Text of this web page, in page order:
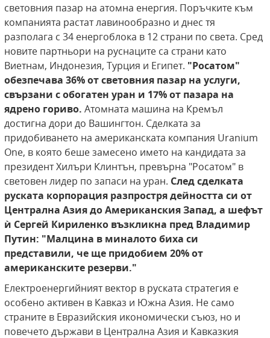
световния пазар на атомна енергия. Поръчките към
компанията растат лавинообразно и днес тя
разполага с 34 енергоблока в 12 страни по света. Сред
новите партньори на руснаците са страни като
Виетнам, Индонезия, Турция и Египет. "Росатом"
обезпечава 36% от световния пазар на услуги,
свързани с обогатен уран и 17% от пазара на
ядрено гориво. Атомната машина на Кремъл
достигна дори до Вашингтон. Сделката за
придобиването на американската компания Uranium
One, в която беше замесено името на кандидата за
президент Хилъри Клинтън, превърна "Росатом" в
световен лидер по запаси на уран. След сделката
руската корпорация разпростря дейността си от
Централна Азия до Американския Запад, а шефът
ѝ Сергей Кириленко възкликна пред Владимир
Путин: "Малцина в миналото биха си
представили, че ще придобием 20% от
американските резерви."
Електроенергийният вектор в руската стратегия е
особено активен в Кавказ и Южна Азия. Не само
страните в Евразийския икономически съюз, но и
повечето държави в Централна Азия и Кавказкия